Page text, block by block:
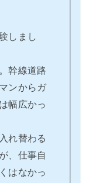
しまし
幹線道路
ンからガ
幅広かっ
れ替わる
、仕事自
はなかっ